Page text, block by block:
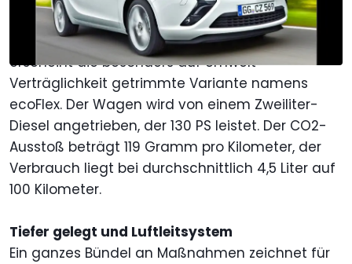
Zu Beginn des Jahres 2012 kommt der neue Opel
Zafira Tourer zu den Händlern. Kurz danach
erscheint die besonders auf Umwelt-
Verträglichkeit getrimmte Variante namens
ecoFlex. Der Wagen wird von einem Zweiliter-
Diesel angetrieben, der 130 PS leistet. Der CO2-
Ausstoß beträgt 119 Gramm pro Kilometer, der
Verbrauch liegt bei durchschnittlich 4,5 Liter auf
100 Kilometer.
Tiefer gelegt und Luftleitsystem
Ein ganzes Bündel an Maßnahmen zeichnet für